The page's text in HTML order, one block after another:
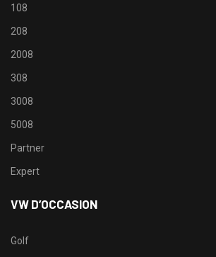
108
208
2008
308
3008
5008
Partner
Expert
VW D’OCCASION
Golf